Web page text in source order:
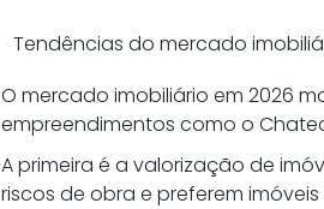
Tendências do mercado
O mercado imobiliário em 2026
empreendimentos como o
A primeira é a valorização de
riscos de obra e preferem